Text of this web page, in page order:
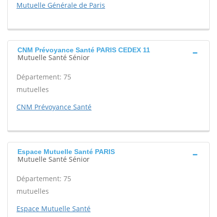
Mutuelle Générale de Paris
CNM Prévoyance Santé PARIS CEDEX 11
Mutuelle Santé Sénior
Département: 75
mutuelles
CNM Prévoyance Santé
Espace Mutuelle Santé PARIS
Mutuelle Santé Sénior
Département: 75
mutuelles
Espace Mutuelle Santé